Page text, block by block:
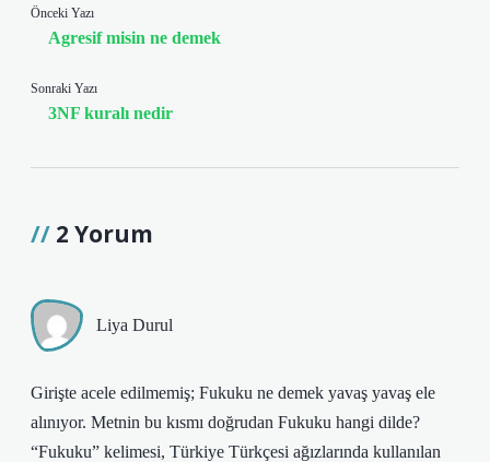
Önceki Yazı
Agresif misin ne demek
Sonraki Yazı
3NF kuralı nedir
2 Yorum
Liya Durul
Girişte acele edilmemiş; Fukuku ne demek yavaş yavaş ele
alınıyor. Metnin bu kısmı doğrudan Fukuku hangi dilde?
“Fukuku” kelimesi, Türkiye Türkçesi ağızlarında kullanılan